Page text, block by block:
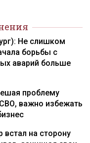
Не слишком
борьбы с
аварий больше
проблему
важно избежать
на сторону